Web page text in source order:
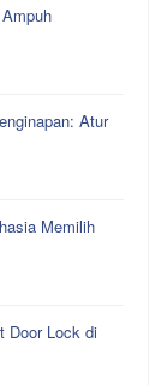
Atur
Memilih
Door Lock di